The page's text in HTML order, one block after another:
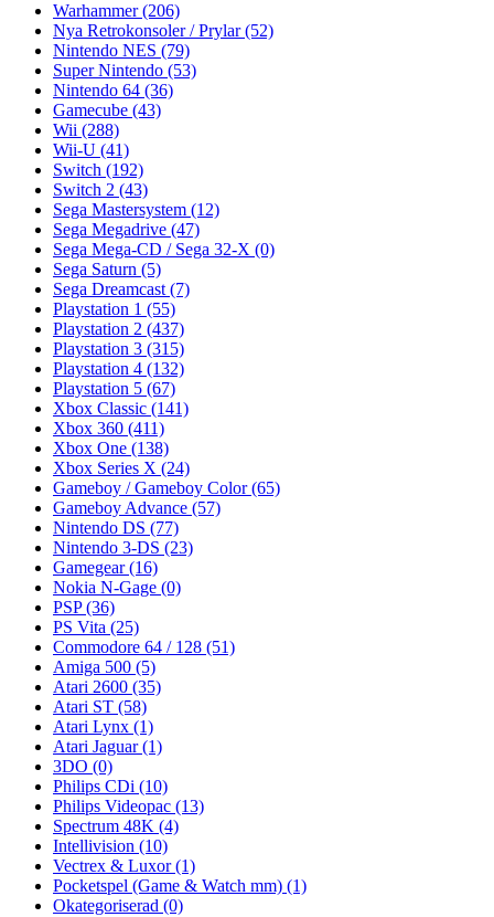
Warhammer(206)
Nya Retrokonsoler / Prylar(52)
Nintendo NES (79)
Super Nintendo (53)
Nintendo 64 (36)
Gamecube (43)
Wii (288)
Wii-U (41)
Switch (192)
Switch 2 (43)
Sega Mastersystem (12)
Sega Megadrive (47)
Sega Mega-CD / Sega 32-X (0)
Sega Saturn (5)
Sega Dreamcast (7)
Playstation 1 (55)
Playstation 2 (437)
Playstation 3 (315)
Playstation 4 (132)
Playstation 5 (67)
Xbox Classic (141)
Xbox 360 (411)
Xbox One (138)
Xbox Series X (24)
Gameboy / Gameboy Color(65)
Gameboy Advance (57)
Nintendo DS (77)
Nintendo 3-DS (23)
Gamegear(16)
Nokia N-Gage (0)
PSP(36)
PS Vita (25)
Commodore 64 / 128 (51)
Amiga 500 (5)
Atari 2600 (35)
Atari ST (58)
Atari Lynx (1)
Atari Jaguar(1)
3DO (0)
Philips CDi (10)
Philips Videopac (13)
Spectrum 48K (4)
Intellivision (10)
Vectrex & Luxor(1)
Pocketspel (Game & Watch mm) (1)
Okategoriserad (0)